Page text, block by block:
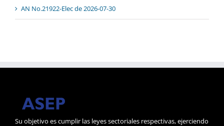
AN No.21922-Elec de 2026-07-30
Su objetivo es cumplir las leyes sectoriales respectivas, ejerciendo